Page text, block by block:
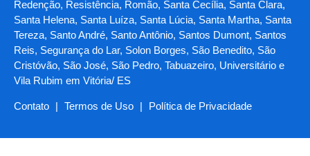
Redenção, Resistência, Romão, Santa Cecília, Santa Clara,
Santa Helena, Santa Luíza, Santa Lúcia, Santa Martha, Santa
Tereza, Santo André, Santo Antônio, Santos Dumont, Santos
Reis, Segurança do Lar, Solon Borges, São Benedito, São
Cristóvão, São José, São Pedro, Tabuazeiro, Universitário e
Vila Rubim em Vitória/ ES
Contato | Termos de Uso | Política de Privacidade